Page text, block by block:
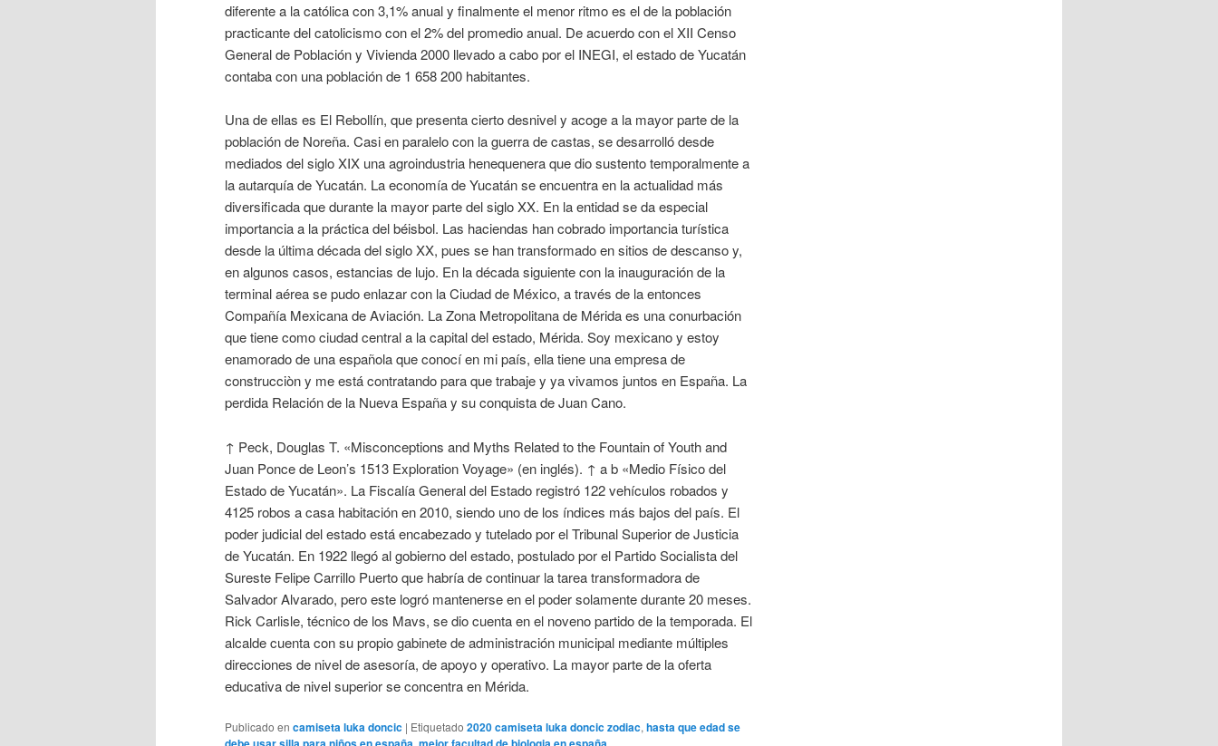
diferente a la católica con 3,1% anual y finalmente el menor ritmo es el de la población
practicante del catolicismo con el 2% del promedio anual. De acuerdo con el XII Censo
General de Población y Vivienda 2000 llevado a cabo por el INEGI, el estado de Yucatán
contaba con una población de 1 658 200 habitantes.
Una de ellas es El Rebollín, que presenta cierto desnivel y acoge a la mayor parte de la
población de Noreña. Casi en paralelo con la guerra de castas, se desarrolló desde
mediados del siglo XIX una agroindustria henequenera que dio sustento temporalmente a
la autarquía de Yucatán. La economía de Yucatán se encuentra en la actualidad más
diversificada que durante la mayor parte del siglo XX. En la entidad se da especial
importancia a la práctica del béisbol. Las haciendas han cobrado importancia turística
desde la última década del siglo XX, pues se han transformado en sitios de descanso y,
en algunos casos, estancias de lujo. En la década siguiente con la inauguración de la
terminal aérea se pudo enlazar con la Ciudad de México, a través de la entonces
Compañía Mexicana de Aviación. La Zona Metropolitana de Mérida es una conurbación
que tiene como ciudad central a la capital del estado, Mérida. Soy mexicano y estoy
enamorado de una española que conocí en mi país, ella tiene una empresa de
construcciòn y me está contratando para que trabaje y ya vivamos juntos en España. La
perdida Relación de la Nueva España y su conquista de Juan Cano.
↑ Peck, Douglas T. «Misconceptions and Myths Related to the Fountain of Youth and
Juan Ponce de Leon’s 1513 Exploration Voyage» (en inglés). ↑ a b «Medio Físico del
Estado de Yucatán». La Fiscalía General del Estado registró 122 vehículos robados y
4125 robos a casa habitación en 2010, siendo uno de los índices más bajos del país. El
poder judicial del estado está encabezado y tutelado por el Tribunal Superior de Justicia
de Yucatán. En 1922 llegó al gobierno del estado, postulado por el Partido Socialista del
Sureste Felipe Carrillo Puerto que habría de continuar la tarea transformadora de
Salvador Alvarado, pero este logró mantenerse en el poder solamente durante 20 meses.
Rick Carlisle, técnico de los Mavs, se dio cuenta en el noveno partido de la temporada. El
alcalde cuenta con su propio gabinete de administración municipal mediante múltiples
direcciones de nivel de asesoría, de apoyo y operativo. La mayor parte de la oferta
educativa de nivel superior se concentra en Mérida.
Publicado en camiseta luka doncic | Etiquetado 2020 camiseta luka doncic zodiac, hasta que edad se